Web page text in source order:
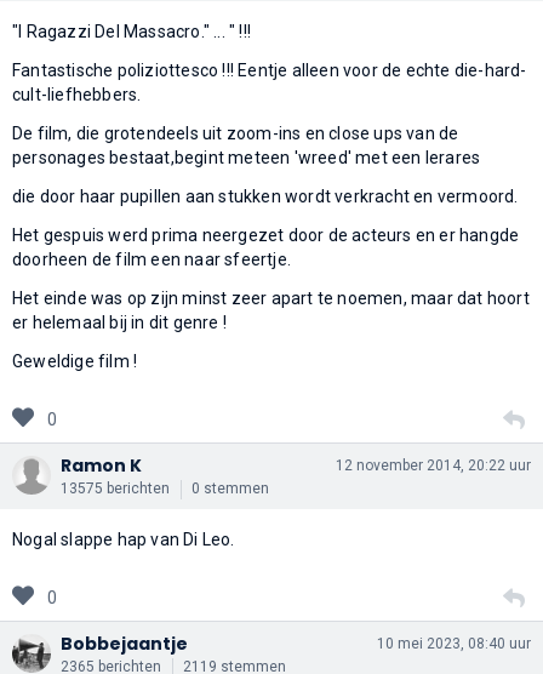
"I Ragazzi Del Massacro." ... " !!!
Fantastische poliziottesco !!! Eentje alleen voor de echte die-hard-
cult-liefhebbers.
De film, die grotendeels uit zoom-ins en close ups van de
personages bestaat,begint meteen 'wreed' met een lerares
die door haar pupillen aan stukken wordt verkracht en vermoord.
Het gespuis werd prima neergezet door de acteurs en er hangde
doorheen de film een naar sfeertje.
Het einde was op zijn minst zeer apart te noemen, maar dat hoort
er helemaal bij in dit genre !
Geweldige film !
0
Ramon K
13575 berichten 0 stemmen
12 november 2014, 20:22 uur
Nogal slappe hap van Di Leo.
0
Bobbejaantje
2365 berichten 2119 stemmen
10 mei 2023, 08:40 uur